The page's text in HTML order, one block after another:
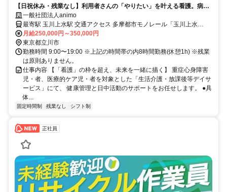
【日祝休み・残業なし】利用者さんの「やりたい」を叶える看護。病棟
では味わえない、一人ひとりの成長に寄り添う温かな仕事です。
一般社団法人animo
最寄駅 玉川上水駅 交通アクセス 多摩都市モノレール「玉川上水
駅」、西武拝島線「玉川上水駅」より徒歩約15分 ※車通勤などにつ
いては別途ご相談ください。
月給250,000円～350,000円
東京都立川市
勤務時間 9:00〜19:00 ※上記の時間帯の内8時間勤務(休憩1h) ※残業
は原則ありません。
仕事内容 【「看護」の枠を超え、未来を一緒に描く】 重症心身障害
児・者、医療的ケア児・者を対象とした「生活介護・放課後等デイサ
ービス」にて、 健康管理と日中活動のサポートをお任せします。 ●具
体...
固定時間制 残業なし シフト制
正社員